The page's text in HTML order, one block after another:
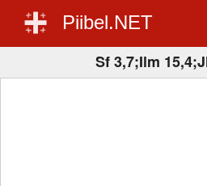
Piibel.NET
Sf 3,7;Ilm